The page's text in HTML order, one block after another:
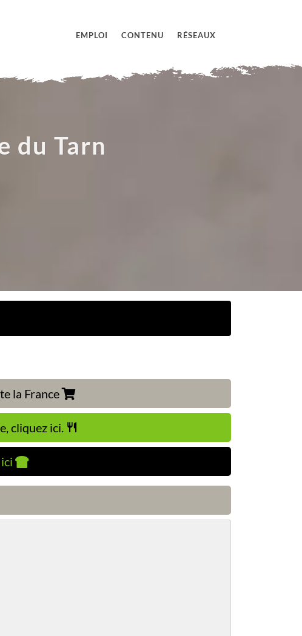
EMPLOI CONTENU RÉSEAUX
du Tarn
la France
cliquez ici.